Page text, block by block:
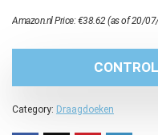
Amazon.nl Price:€38.62 (as of 20/
Category: Draagdoeken